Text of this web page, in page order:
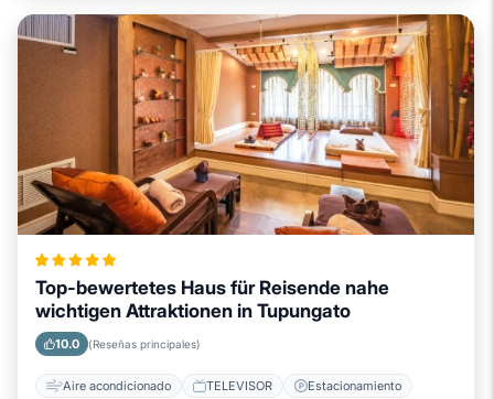
Top-bewertetes Haus für Reisende nahe
wichtigen Attraktionen in Tupungato
10.0 (Reseñas principales)
Aire acondicionado TELEVISOR Estacionamiento